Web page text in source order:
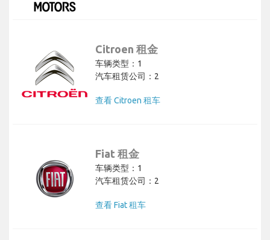
Citroen 租金
车辆类型：1
汽车租赁公司：2
查看 Citroen 租车
Fiat 租金
车辆类型：1
汽车租赁公司：2
查看 Fiat 租车